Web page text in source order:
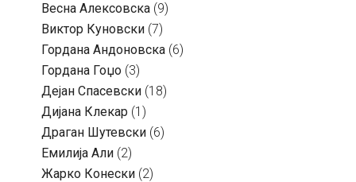
Весна Алексовска (9)
Виктор Куновски (7)
Гордана Андоновска (6)
Гордана Гоџо (3)
Дејан Спасевски (18)
Дијана Клекар (1)
Драган Шутевски (6)
Емилија Али (2)
Жарко Конески (2)